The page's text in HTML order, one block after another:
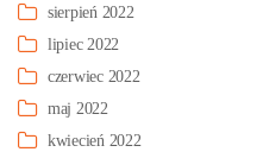
sierpień 2022
lipiec 2022
czerwiec 2022
maj 2022
kwiecień 2022